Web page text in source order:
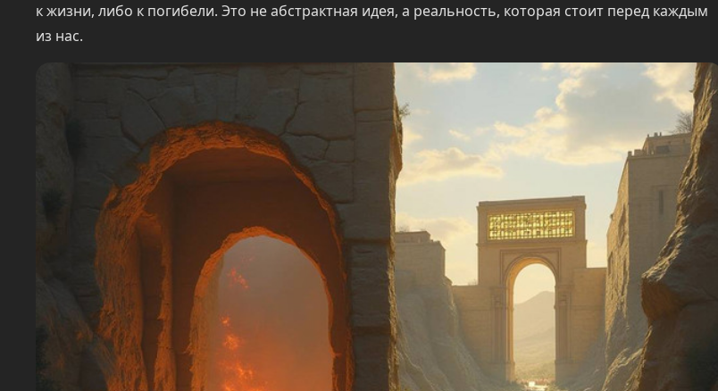
к жизни, либо к погибели. Это не абстрактная идея, а реальность, которая стоит перед каждым
из нас.